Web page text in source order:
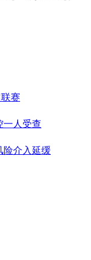
赛
一人受查
险介入延缓